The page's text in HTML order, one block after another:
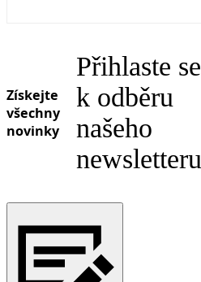
Získejte
všechny
novinky
Přihlaste se
k odběru
našeho
newsletteru